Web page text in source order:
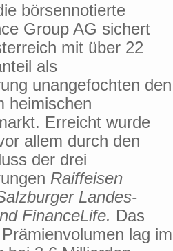
börsennotierte
Group AG sichert
mit über 22
als
unangefochten den
heimischen
Erreicht wurde
allem durch den
der drei
Raiffeisen
Landes-
FinanceLife. Das
lag im